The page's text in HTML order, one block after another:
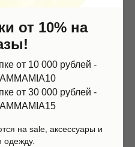
от 10% на
от 10 000 рублей -
от 30 000 рублей -
на sale, аксессуары и
одежду.